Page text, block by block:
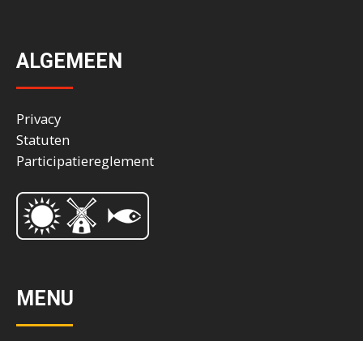
ALGEMEEN
Privacy
Statuten
Participatiereglement
MENU